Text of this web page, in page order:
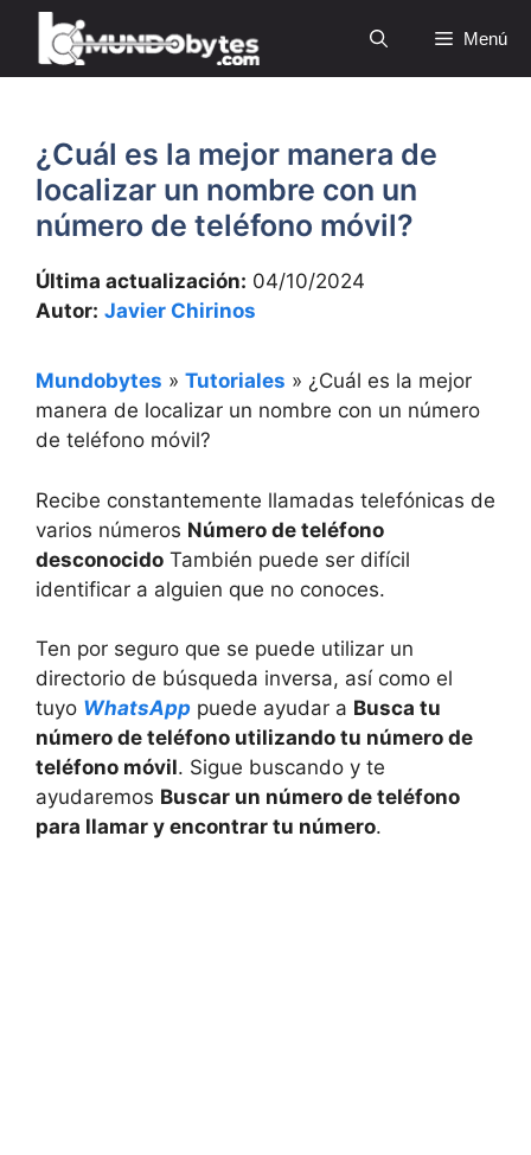
Saltar
contenido
Menú
¿Cuál es la mejor manera de
localizar un nombre con un
número de teléfono móvil?
Última actualización: 04/10/2024
Autor: Javier Chirinos
Mundobytes » Tutoriales » ¿Cuál es la mejor
manera de localizar un nombre con un número
de teléfono móvil?
Recibe constantemente llamadas telefónicas de
varios números Número de teléfono
desconocido También puede ser difícil
identificar a alguien que no conoces.
Ten por seguro que se puede utilizar un
directorio de búsqueda inversa, así como el
tuyo WhatsApp puede ayudar a Busca tu
número de teléfono utilizando tu número de
teléfono móvil. Sigue buscando y te
ayudaremos Buscar un número de teléfono
para llamar y encontrar tu número.